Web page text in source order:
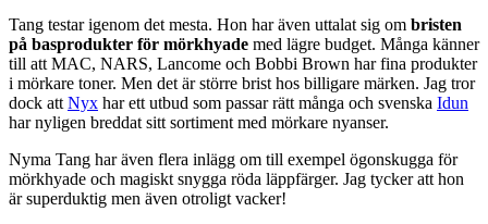
Tang testar igenom det mesta. Hon har även uttalat sig om bristen
på basprodukter för mörkhyade med lägre budget. Många känner
till att MAC, NARS, Lancome och Bobbi Brown har fina produkter
i mörkare toner. Men det är större brist hos billigare märken. Jag tror
dock att Nyx har ett utbud som passar rätt många och svenska Idun
har nyligen breddat sitt sortiment med mörkare nyanser.
Nyma Tang har även flera inlägg om till exempel ögonskugga för
mörkhyade och magiskt snygga röda läppfärger. Jag tycker att hon
är superduktig men även otroligt vacker!